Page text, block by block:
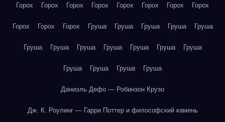
Горох Горох Горох Горох Горох Горох Горох Горох
Горох Горох Горох Груша Груша Груша Груша Груша
Груша Груша Груша Груша Груша Груша Груша
Груша Груша Груша Груша
Даниэль Дефо — Робинзон Крузо
Дж. К. Роулинг — Гарри Поттер и философский камень